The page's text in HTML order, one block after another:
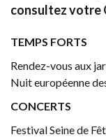
consultez votre
TEMPS FORTS
Rendez-vous aux
Nuit européenne
CONCERTS
Festival Seine de